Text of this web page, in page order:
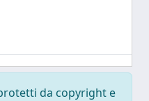
da copyright e